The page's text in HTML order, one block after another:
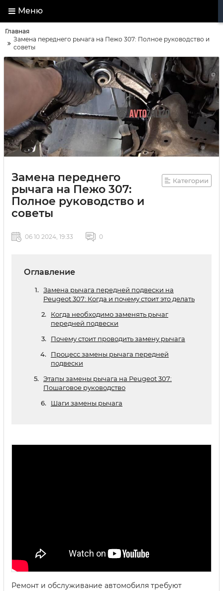
Меню
Главная
Замена переднего рычага на Пежо 307: Полное руководство и
советы
Замена переднего
рычага на Пежо 307:
Полное руководство и
советы
Категории
06 10 2024, 19:33 0
Оглавление
Замена рычага передней подвески на
Peugeot 307: Когда и почему стоит это делать
Когда необходимо заменять рычаг
передней подвески
Почему стоит проводить замену рычага
Процесс замены рычага передней
подвески
Этапы замены рычага на Peugeot 307:
Пошаговое руководство
Шаги замены рычага
Ремонт и обслуживание автомобиля требуют